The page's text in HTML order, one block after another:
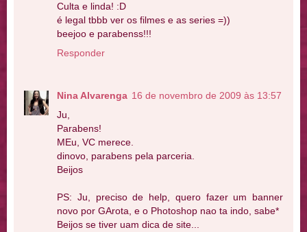
Culta e linda! :D
é legal tbbb ver os filmes e as series =))
beejoo e parabenss!!!
Responder
Nina Alvarenga 16 de novembro de 2009 às 13:57
Ju,
Parabens!
MEu, VC merece.
dinovo, parabens pela parceria.
Beijos
PS: Ju, preciso de help, quero fazer um banner
novo por GArota, e o Photoshop nao ta indo, sabe*
Beijos se tiver uam dica de site...